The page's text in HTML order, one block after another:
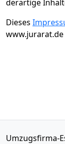
derartige
Dieses
Umzugsfirma-